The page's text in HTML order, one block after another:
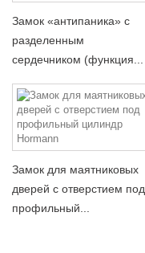
Замок «антипаника» с
разделенным
сердечником (функция...
Замок для маятниковых
дверей с отверстием под
профильный...